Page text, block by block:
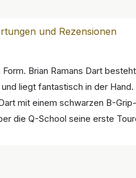
und Rezensionen
Brian Ramans Dart
liegt fantastisch in der
mit einem schwarzen B-
die Q-School seine erste